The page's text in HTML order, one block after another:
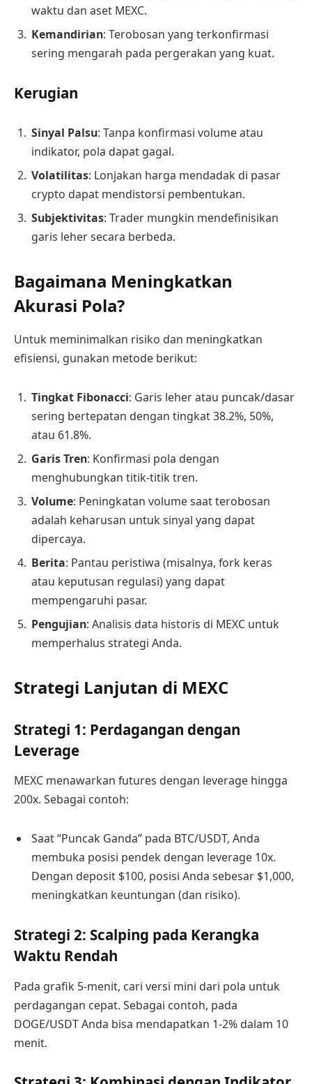
waktu dan aset MEXC.
Kemandirian: Terobosan yang terkonfirmasi
sering mengarah pada pergerakan yang kuat.
Kerugian
Sinyal Palsu: Tanpa konfirmasi volume atau
indikator, pola dapat gagal.
Volatilitas: Lonjakan harga mendadak di pasar
crypto dapat mendistorsi pembentukan.
Subjektivitas: Trader mungkin mendefinisikan
garis leher secara berbeda.
Bagaimana Meningkatkan
Akurasi Pola?
Untuk meminimalkan risiko dan meningkatkan
efisiensi, gunakan metode berikut:
Tingkat Fibonacci: Garis leher atau puncak/dasar
sering bertepatan dengan tingkat 38.2%, 50%,
atau 61.8%.
Garis Tren: Konfirmasi pola dengan
menghubungkan titik-titik tren.
Volume: Peningkatan volume saat terobosan
adalah keharusan untuk sinyal yang dapat
dipercaya.
Berita: Pantau peristiwa (misalnya, fork keras
atau keputusan regulasi) yang dapat
mempengaruhi pasar.
Pengujian: Analisis data historis di MEXC untuk
memperhalus strategi Anda.
Strategi Lanjutan di MEXC
Strategi 1: Perdagangan dengan
Leverage
MEXC menawarkan futures dengan leverage hingga
200x. Sebagai contoh:
Saat “Puncak Ganda” pada BTC/USDT, Anda
membuka posisi pendek dengan leverage 10x.
Dengan deposit $100, posisi Anda sebesar $1,000,
meningkatkan keuntungan (dan risiko).
Strategi 2: Scalping pada Kerangka
Waktu Rendah
Pada grafik 5-menit, cari versi mini dari pola untuk
perdagangan cepat. Sebagai contoh, pada
DOGE/USDT Anda bisa mendapatkan 1-2% dalam 10
menit.